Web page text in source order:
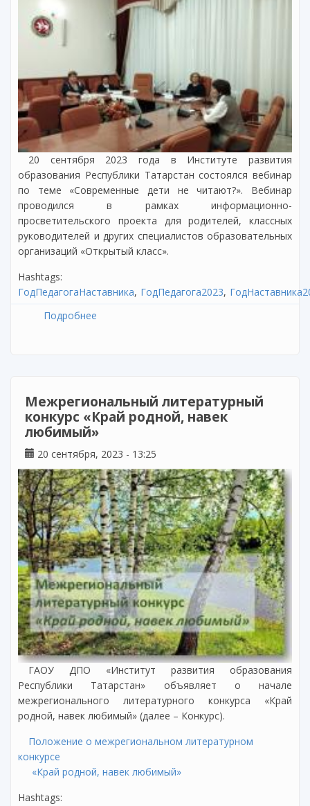
20 сентября 2023 года в Институте развития
образования Республики Татарстан состоялся вебинар
по теме «Современные дети не читают?». Вебинар
проводился в рамках информационно-
просветительского проекта для родителей, классных
руководителей и других специалистов образовательных
организаций «Открытый класс».
Hashtags:
ГодПедагогаНаставника ГодПедагога2023
Подробнее
Межрегиональный литературный
конкурс «Край родной, навек
любимый»
20 сентября, 2023 - 13:25
ГАОУ ДПО «Институт развития образования
Республики Татарстан» объявляет о начале
межрегионального литературного конкурса «Край
родной, навек любимый» (далее – Конкурс).
Положение о межрегиональном литературном
конкурсе
«Край родной, навек любимый»
Hashtags: